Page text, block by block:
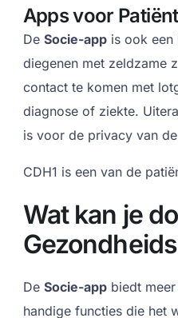
Apps voor
De Socie-appis ook een
diegenen met zeldzame
contact te komen met
diagnose of ziekte.
is voor de privacy van
CDH1 is een van de
Wat kan je
De Socie-appbiedt meer
handige functies die het